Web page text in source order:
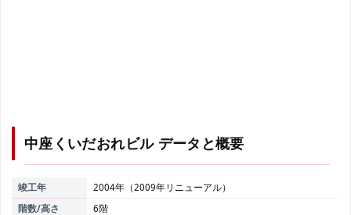
中座くいだおれビル データと概要
竣工年
2004年（2009年リニューアル）
階数/高さ
6階